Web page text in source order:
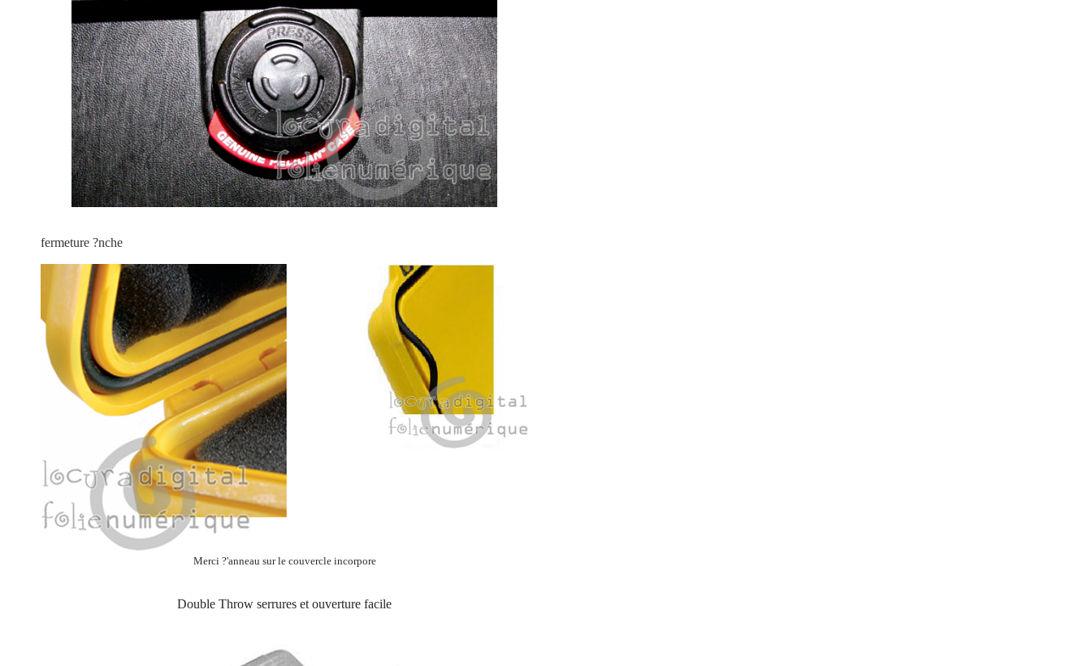
fermeture ?nche
Merci ?'anneau sur le couvercle incorpore
Double Throw serrures et ouverture facile